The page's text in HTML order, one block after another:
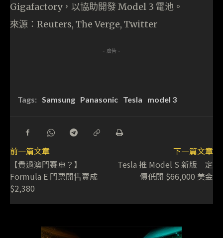
Gigafactory，以協助開發 Model 3 電池。
來源：Reuters, The Verge, Twitter
- 廣告 -
Tags: Samsung Panasonic Tesla model 3
前一篇文章
【貴過澳門賽車？】
Formula E 門票開售賣成
$2,380
下一篇文章
Tesla 推 Model S 新版 定
價低開 $66,000 美金